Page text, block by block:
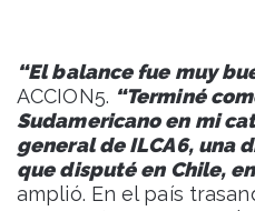
“El balance fue muy
ACCION5. “Terminé
Sudamericano en mi
general de ILCA6, una
que disputé en Chile,
amplió. En el país